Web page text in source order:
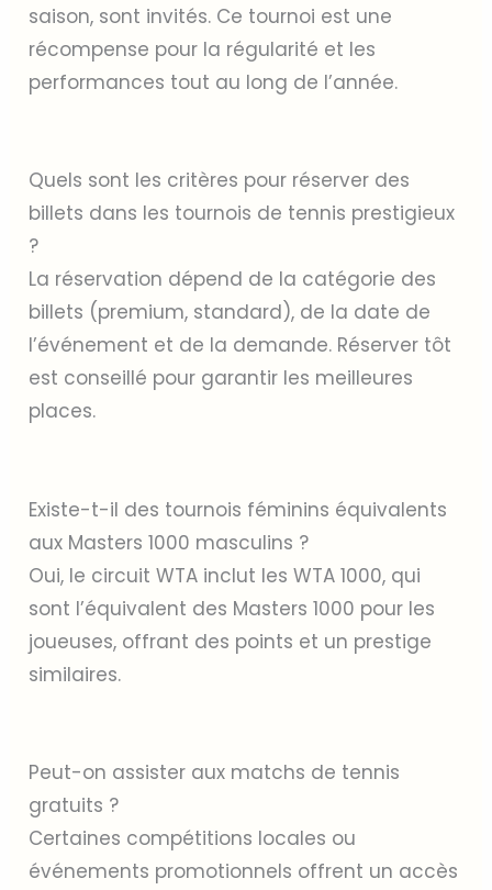
saison, sont invités. Ce tournoi est une
récompense pour la régularité et les
performances tout au long de l’année.
Quels sont les critères pour réserver des
billets dans les tournois de tennis prestigieux
?
La réservation dépend de la catégorie des
billets (premium, standard), de la date de
l’événement et de la demande. Réserver tôt
est conseillé pour garantir les meilleures
places.
Existe-t-il des tournois féminins équivalents
aux Masters 1000 masculins ?
Oui, le circuit WTA inclut les WTA 1000, qui
sont l’équivalent des Masters 1000 pour les
joueuses, offrant des points et un prestige
similaires.
Peut-on assister aux matchs de tennis
gratuits ?
Certaines compétitions locales ou
événements promotionnels offrent un accès